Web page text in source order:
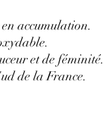
accumulation.
et de féminité.
de la France.